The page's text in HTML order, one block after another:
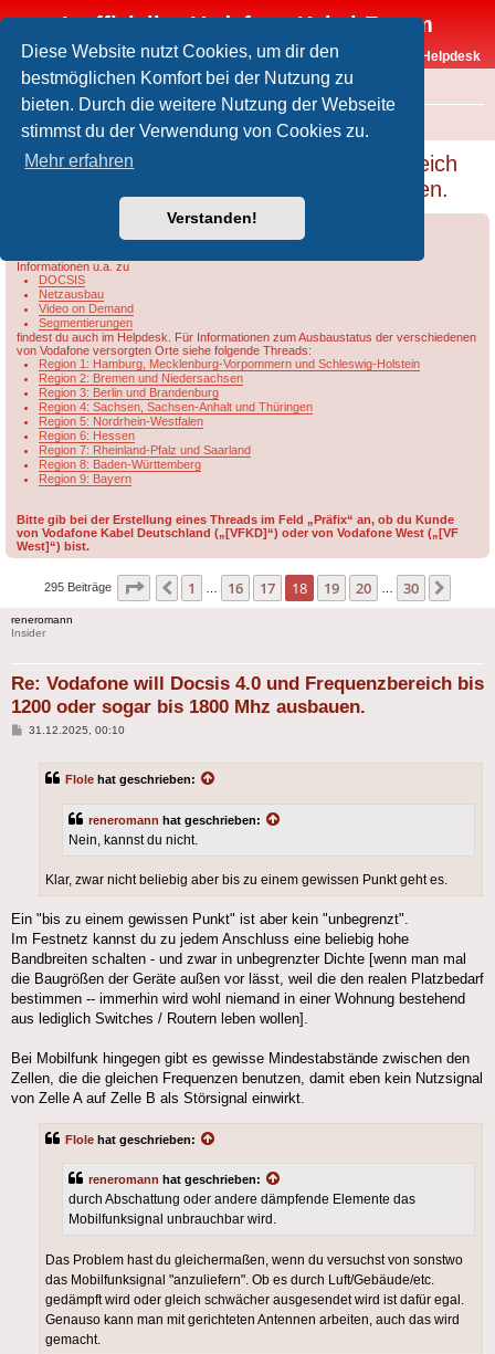
Diese Website nutzt Cookies, um dir den
bestmöglichen Komfort bei der Nutzung zu
bieten. Durch die weitere Nutzung der Webseite
stimmst du der Verwendung von Cookies zu.
Mehr erfahren
Verstanden!
Inoffizielles Vodafone-Kabel-Forum
Vodafone-Kabel-Helpdesk
FAQ
Foren-Übersicht Rund um Vodafone / Aktuelles
Vodafone will Docsis 4.0 und Frequenzbereich
bis 1200 oder sogar bis 1800 Mhz ausbauen.
Informationen u.a. zu
DOCSIS
Netzausbau
Video on Demand
Segmentierungen
findest du auch im Helpdesk. Für Informationen zum Ausbaustatus der verschiedenen
von Vodafone versorgten Orte siehe folgende Threads:
Region 1: Hamburg, Mecklenburg-Vorpommern und Schleswig-Holstein
Region 2: Bremen und Niedersachsen
Region 3: Berlin und Brandenburg
Region 4: Sachsen, Sachsen-Anhalt und Thüringen
Region 5: Nordrhein-Westfalen
Region 6: Hessen
Region 7: Rheinland-Pfalz und Saarland
Region 8: Baden-Württemberg
Region 9: Bayern
Bitte gib bei der Erstellung eines Threads im Feld „Präfix“ an, ob du Kunde
von Vodafone Kabel Deutschland („[VFKD]“) oder von Vodafone West („[VF
West]“) bist.
295 Beiträge Seite 18 von 30
Vorherige
1 16 17 18 19 20 30
reneromann
Insider
Re: Vodafone will Docsis 4.0 und Frequenzbereich bis
1200 oder sogar bis 1800 Mhz ausbauen.
Beitrag
31.12.2025, 00:10
Flole hat geschrieben:
reneromann hat geschrieben:
Nein, kannst du nicht.
Klar, zwar nicht beliebig aber bis zu einem gewissen Punkt geht es.
Ein "bis zu einem gewissen Punkt" ist aber kein "unbegrenzt".
Im Festnetz kannst du zu jedem Anschluss eine beliebig hohe
Bandbreiten schalten - und zwar in unbegrenzter Dichte [wenn man mal
die Baugrößen der Geräte außen vor lässt, weil die den realen Platzbedarf
bestimmen -- immerhin wird wohl niemand in einer Wohnung bestehend
aus lediglich Switches / Routern leben wollen].
Bei Mobilfunk hingegen gibt es gewisse Mindestabstände zwischen den
Zellen, die die gleichen Frequenzen benutzen, damit eben kein Nutzsignal
von Zelle A auf Zelle B als Störsignal einwirkt.
Flole hat geschrieben:
reneromann hat geschrieben:
durch Abschattung oder andere dämpfende Elemente das
Mobilfunksignal unbrauchbar wird.
Das Problem hast du gleichermaßen, wenn du versuchst von sonstwo
das Mobilfunksignal "anzuliefern". Ob es durch Luft/Gebäude/etc.
gedämpft wird oder gleich schwächer ausgesendet wird ist dafür egal.
Genauso kann man mit gerichteten Antennen arbeiten, auch das wird
gemacht.